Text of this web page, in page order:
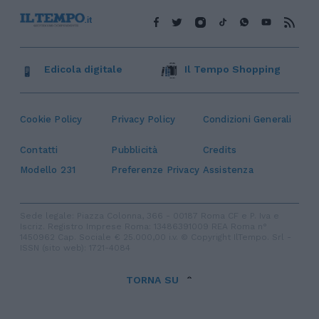
Cookie Policy Privacy Policy Condizioni Generali
Contatti Pubblicità
Credits
Modello 231
Preferenze Privacy Assistenza
Edicola digitale Il Tempo Shopping
TORNA SU